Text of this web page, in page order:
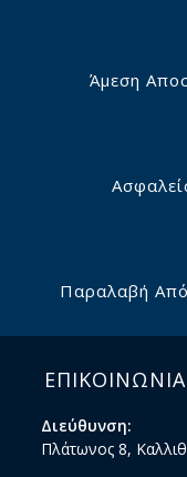
Άμεση
Παραλαβή
ΕΠΙΚΟΙΝΩΝΙΑ
Διεύθυνση:
Πλάτωνος 8,